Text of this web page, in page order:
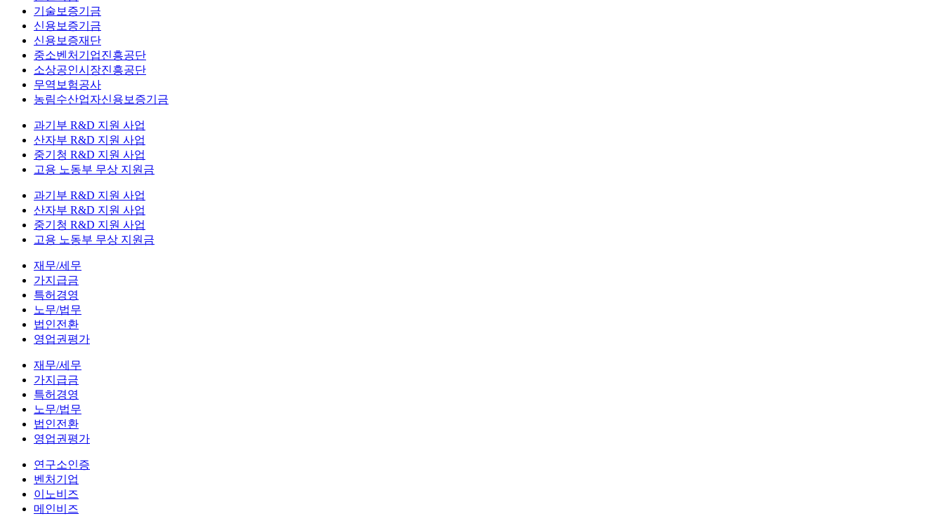
기술보증기금
신용보증기금
신용보증재단
중소벤처기업진흥공단
소상공인시장진흥공단
무역보험공사
농림수산업자신용보증기금
과기부 R&D 지원 사업
산자부 R&D 지원 사업
중기청 R&D 지원 사업
고용 노동부 무상 지원금
과기부 R&D 지원 사업
산자부 R&D 지원 사업
중기청 R&D 지원 사업
고용 노동부 무상 지원금
재무/세무
가지급금
특허경영
노무/법무
법인전환
영업권평가
재무/세무
가지급금
특허경영
노무/법무
법인전환
영업권평가
연구소인증
벤처기업
이노비즈
메인비즈